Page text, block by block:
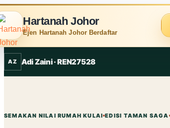
Hartanah Johor
Ejen Hartanah Johor Berdaftar
AZ Adi Zaini · REN27528
SEMAKAN NILAI RUMAH KULAI EDISI TAMAN SAGA